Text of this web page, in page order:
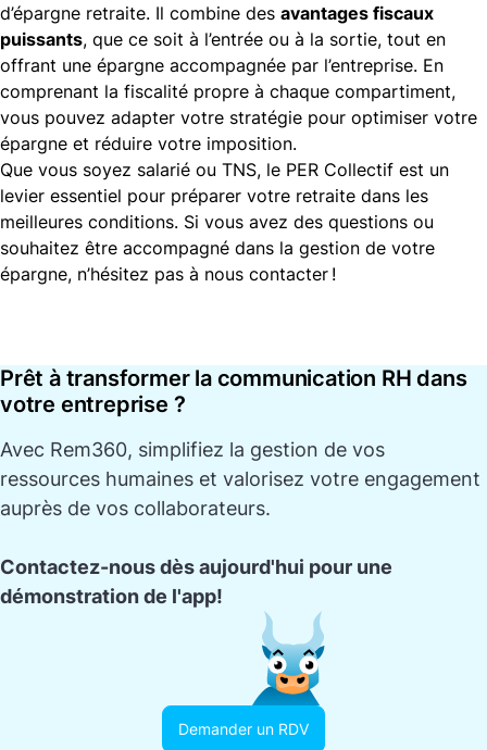
d’épargne retraite. Il combine des avantages fiscaux
puissants, que ce soit à l’entrée ou à la sortie, tout en
offrant une épargne accompagnée par l’entreprise. En
comprenant la fiscalité propre à chaque compartiment,
vous pouvez adapter votre stratégie pour optimiser votre
épargne et réduire votre imposition.
Que vous soyez salarié ou TNS, le PER Collectif est un
levier essentiel pour préparer votre retraite dans les
meilleures conditions. Si vous avez des questions ou
souhaitez être accompagné dans la gestion de votre
épargne, n’hésitez pas à nous contacter !
Prêt à transformer la communication RH dans
votre entreprise ?
Avec Rem360, simplifiez la gestion de vos
ressources humaines et valorisez votre engagement
auprès de vos collaborateurs.
Contactez-nous dès aujourd'hui pour une
démonstration de l'app!
Demander un RDV